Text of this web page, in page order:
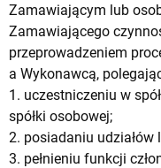
Zamawiającym lub
Zamawiającego
przeprowadzeniem
a Wykonawcą,
1. uczestniczeniu w
spółki osobowej;
2. posiadaniu udziałów
3. pełnieniu funkcji